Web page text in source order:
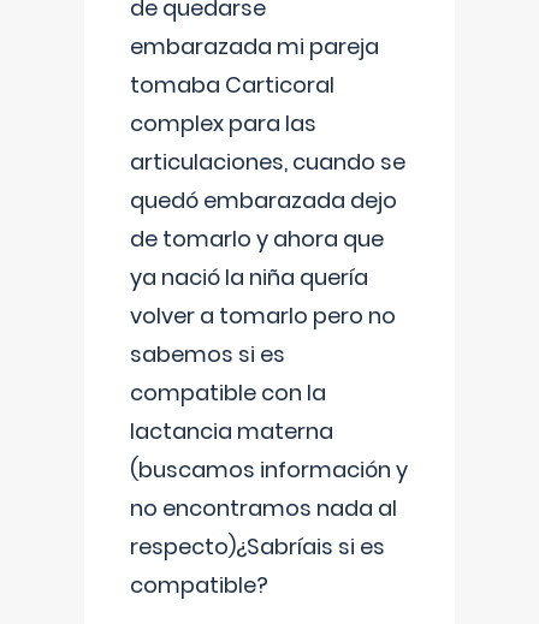
de quedarse
embarazada mi pareja
tomaba Carticoral
complex para las
articulaciones, cuando se
quedó embarazada dejo
de tomarlo y ahora que
ya nació la niña quería
volver a tomarlo pero no
sabemos si es
compatible con la
lactancia materna
(buscamos información y
no encontramos nada al
respecto)¿Sabríais si es
compatible?